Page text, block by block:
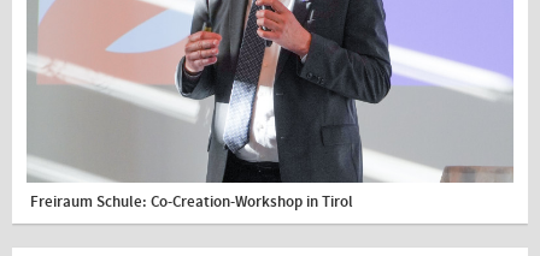
Freiraum Schule: Co-Creation-Workshop in Tirol